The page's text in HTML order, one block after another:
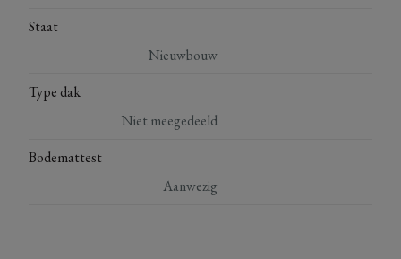
Staat
Nieuwbouw
Type dak
Niet meegedeeld
Bodemattest
Aanwezig